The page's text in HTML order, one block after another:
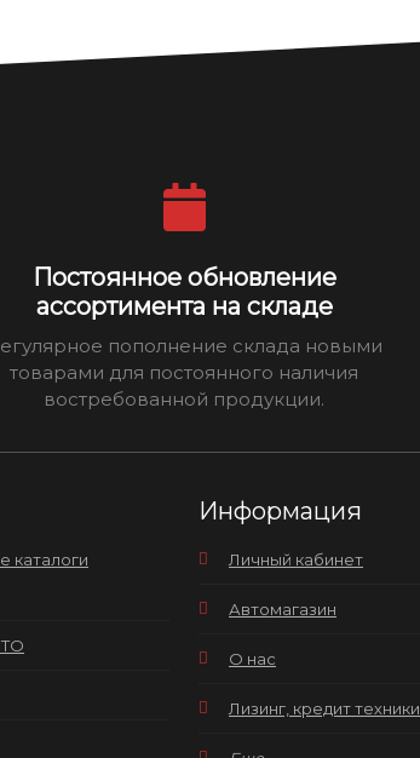
Постоянное обновление
ассортимента на складе
пополнение склада новыми
товарами для постоянного наличия
востребованной продукции.
каталоги
ТО
Информация
Личный кабинет
Автомагазин
О нас
Лизинг, кредит техники